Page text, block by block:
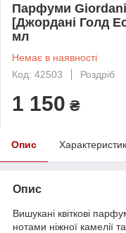
Парфуми
[Джордані Голд
мл
Немає в наявності
Код: 42503
Роздріб
1 150 ₴
Опис
Опис
Вишукані квіткові
нотами ніжної камелії